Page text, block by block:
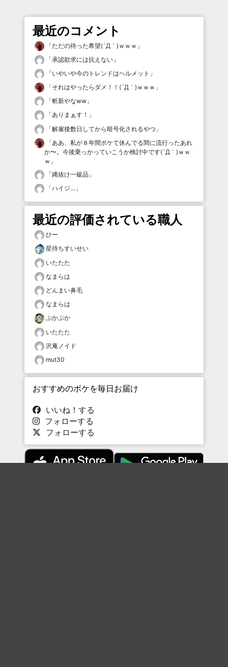
最近のコメント
「ただの待った希望(´Д｀)ｗｗｗ 」
「承認欲求には抗えない 」
「いやいや今のトレンドはヘルメット 」
「それはやったらダメ！！(´Д｀)ｗｗｗ 」
「斬新やなww 」
「ありまぁす！ 」
「解雇後数日してから暗号化されるやつ 」
「ああ、私が８年間ボケて休んでる間に流行ったあれ
か〜。今後乗っかっていこうか検討中です(´Д｀)ｗｗ
ｗ 」
「縄抜け一級品 」
「ハイジ… 」
最近の評価されている職人
ひー
星待ちすいせい
いたたた
なまらは
どんまい鼻毛
なまらは
ぷかぷか
いたたた
沢庵ノイド
mut30
おすすめのボケを毎日お届け
いいね！する
フォローする
フォローする